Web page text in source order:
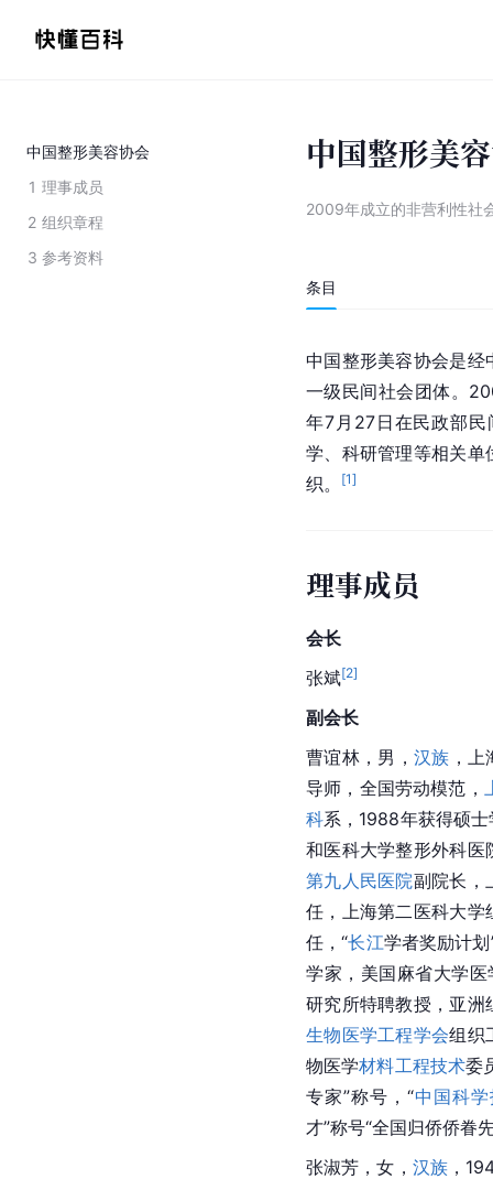
中国整形美容协会
1 理事成员
2 组织章程
3 参考资料
中国整形美
2009年成立的非营利性社
条目
中国整形美容协会是经
一级民间社会团体。
年7月27日在民政部
学、科研管理等相关单
织。
[1]
理事成员
会长
张斌[2]
副会长
曹谊林，男， 汉族 ，
导师，全国劳动模范，
科系，1988年获得硕
和医科大学整形外科医
第九人民医院副院长，
任，上海第二医科大学
任，“长江学者奖励计
学家，美国麻省大学
研究所特聘教授，亚
生物医学工程学会组织
物医学材料工程技术委
专家”称号，“中国科
才”称号“全国归侨侨眷
张淑芳，女， 汉族，